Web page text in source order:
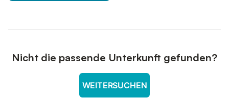
Nicht die passende Unterkunft gefunden?
WEITERSUCHEN